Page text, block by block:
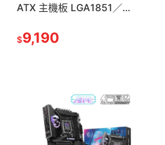
ATX 主機板 LGA1851／
$9,190